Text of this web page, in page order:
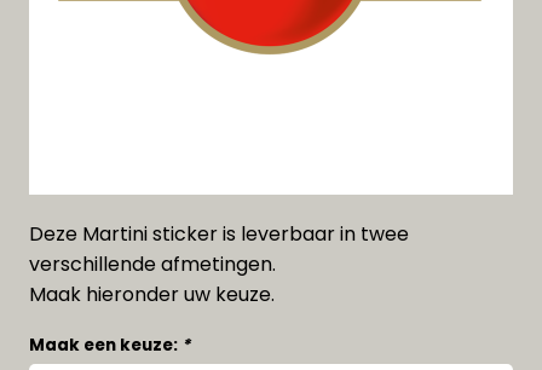
Deze Martini sticker is leverbaar in twee
verschillende afmetingen.
Maak hieronder uw keuze.
Maak een keuze: *